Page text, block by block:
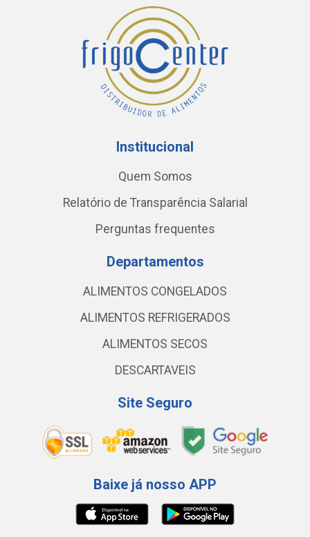
Institucional
Quem Somos
Relatório de Transparência Salarial
Perguntas frequentes
Departamentos
ALIMENTOS CONGELADOS
ALIMENTOS REFRIGERADOS
ALIMENTOS SECOS
DESCARTAVEIS
Site Seguro
Baixe já nosso APP